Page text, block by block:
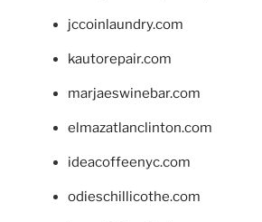
jccoinlaundry.com
kautorepair.com
marjaeswinebar.com
elmazatlanclinton.com
ideacoffeenyc.com
odieschillicothe.com